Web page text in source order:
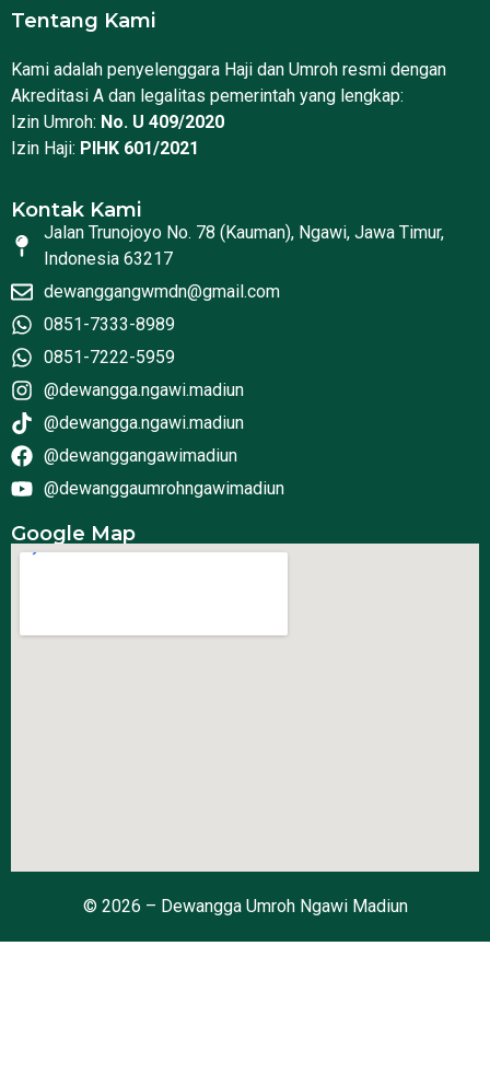
Tentang Kami
Kami adalah penyelenggara Haji dan Umroh resmi dengan
Akreditasi A dan legalitas pemerintah yang lengkap:
Izin Umroh: No. U 409/2020
Izin Haji: PIHK 601/2021
Kontak Kami
Jalan Trunojoyo No. 78 (Kauman), Ngawi, Jawa Timur,
Indonesia 63217
dewanggangwmdn@gmail.com
0851-7333-8989
0851-7222-5959
@dewangga.ngawi.madiun
@dewangga.ngawi.madiun
@dewanggangawimadiun
@dewanggaumrohngawimadiun
Google Map
© 2026 – Dewangga Umroh Ngawi Madiun